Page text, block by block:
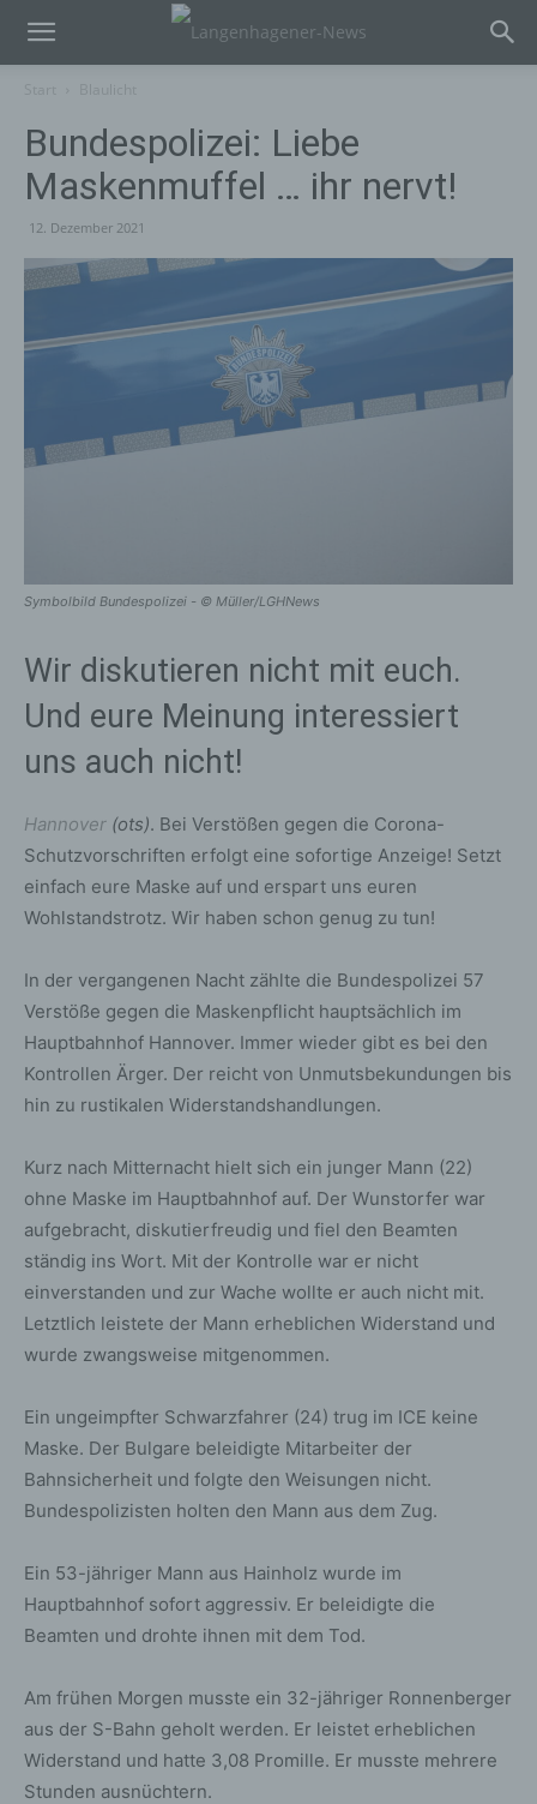
Bundespolizei: Liebe
Maskenmuffel … ihr nervt!
12. Dezember 2021
Symbolbild Bundespolizei - © Müller/LGHNews
Wir diskutieren nicht mit euch.
Und eure Meinung interessiert
uns auch nicht!
Hannover (ots). Bei Verstößen gegen die Corona-
Schutzvorschriften erfolgt eine sofortige Anzeige! Setzt
einfach eure Maske auf und erspart uns euren
Wohlstandstrotz. Wir haben schon genug zu tun!
In der vergangenen Nacht zählte die Bundespolizei 57
Verstöße gegen die Maskenpflicht hauptsächlich im
Hauptbahnhof Hannover. Immer wieder gibt es bei den
Kontrollen Ärger. Der reicht von Unmutsbekundungen bis
hin zu rustikalen Widerstandshandlungen.
Kurz nach Mitternacht hielt sich ein junger Mann (22)
ohne Maske im Hauptbahnhof auf. Der Wunstorfer war
aufgebracht, diskutierfreudig und fiel den Beamten
ständig ins Wort. Mit der Kontrolle war er nicht
einverstanden und zur Wache wollte er auch nicht mit.
Letztlich leistete der Mann erheblichen Widerstand und
wurde zwangsweise mitgenommen.
Ein ungeimpfter Schwarzfahrer (24) trug im ICE keine
Maske. Der Bulgare beleidigte Mitarbeiter der
Bahnsicherheit und folgte den Weisungen nicht.
Bundespolizisten holten den Mann aus dem Zug.
Ein 53-jähriger Mann aus Hainholz wurde im
Hauptbahnhof sofort aggressiv. Er beleidigte die
Beamten und drohte ihnen mit dem Tod.
Am frühen Morgen musste ein 32-jähriger Ronnenberger
aus der S-Bahn geholt werden. Er leistet erheblichen
Widerstand und hatte 3,08 Promille. Er musste mehrere
Stunden ausnüchtern.